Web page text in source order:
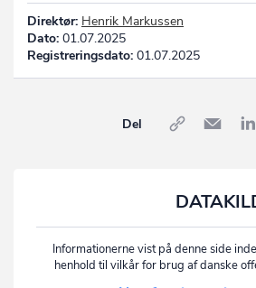
Direktør: Henrik Markussen
Dato: 01.07.2025
Registreringsdato: 01.07.2025
Del
Informationerne vist på denne side
henhold til vilkår for brug af danske